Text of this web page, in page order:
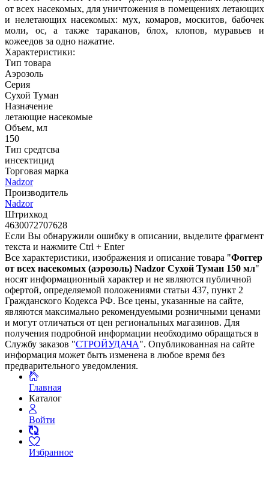
от всех насекомых, для уничтожения в помещениях летающих
и нелетающих насекомых: мух, комаров, москитов, бабочек
моли, ос, а также тараканов, блох, клопов, муравьев и
кожеедов за одно нажатие.
Характеристики:
Тип товара
Аэрозоль
Серия
Сухой Туман
Назначение
летающие насекомые
Объем, мл
150
Тип средтсва
инсектицид
Торговая марка
Nadzor
Производитель
Nadzor
Штрихкод
4630072707628
Если Вы обнаружили ошибку в описании, выделите фрагмент
текста и нажмите Ctrl + Enter
Все характеристики, изображения и описание товара "Фоггер
от всех насекомых (аэрозоль) Nadzor Сухой Туман 150 мл"
носят информационный характер и не являются публичной
офертой, определяемой положениями статьи 437, пункт 2
Гражданского Кодекса РФ. Все цены, указанные на сайте,
являются максимально рекомендуемыми розничными ценами
и могут отличаться от цен региональных магазинов. Для
получения подробной информации необходимо обращаться в
Службу заказов "СТРОЙУДАЧА". Опубликованная на сайте
информация может быть изменена в любое время без
предварительного уведомления.
Главная
Каталог
Войти
Избранное